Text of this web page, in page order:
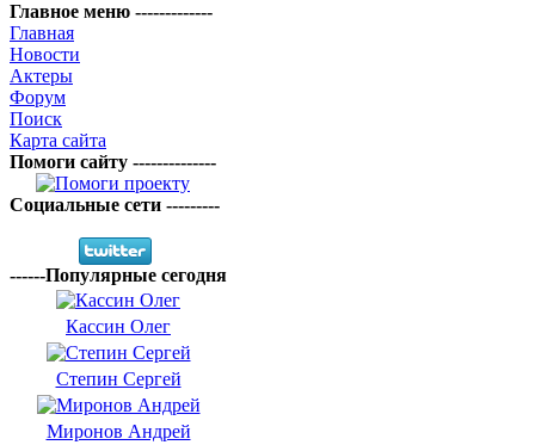
Главное меню -------------
Главная
Новости
Актеры
Форум
Поиск
Карта сайта
Помоги сайту --------------
Социальные сети ---------
------Популярные сегодня
Кассин Олег
Степин Сергей
Миронов Андрей